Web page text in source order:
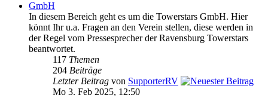
GmbH
In diesem Bereich geht es um die Towerstars GmbH. Hier
könnt Ihr u.a. Fragen an den Verein stellen, diese werden in
der Regel vom Pressesprecher der Ravensburg Towerstars
beantwortet.
117 Themen
204 Beiträge
Letzter Beitrag von SupporterRV
Mo 3. Feb 2025, 12:50